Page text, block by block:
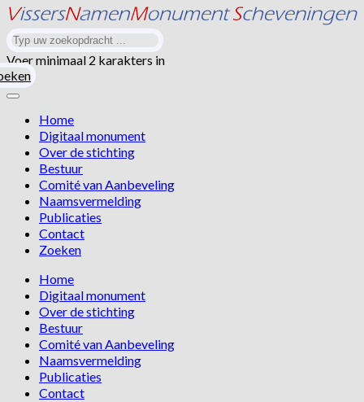
Voer minimaal 2 karakters in
Home
Digitaal monument
Over de stichting
Bestuur
Comité van Aanbeveling
Naamsvermelding
Publicaties
Contact
Zoeken
Home
Digitaal monument
Over de stichting
Bestuur
Comité van Aanbeveling
Naamsvermelding
Publicaties
Contact